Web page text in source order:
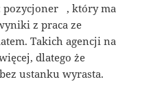
pozycjoner , który ma
z praca ze
Takich agencji na
dlatego że
ustanku wyrasta.